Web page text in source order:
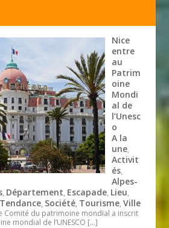
Nice
entre
au
Patrim
oine
Mondi
al de
l’Unesc
o
A la
une,
Activit
és,
Alpes-
, Département, Escapade, Lieu,
, Société, Tourisme,Ville
Comité du patrimoine mondial a inscrit
mondial de l’UNESCO […]